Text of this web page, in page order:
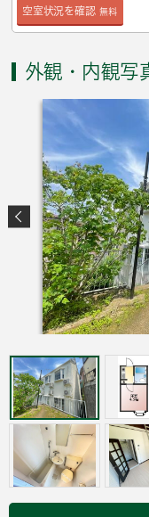
空室状況を確認 無料
外観・内観写